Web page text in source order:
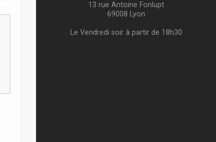
13 rue Antoine Fonlupt
69008 Lyon
Le Vendredi soir à partir de 18h30